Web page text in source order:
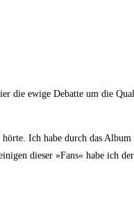
die ewi­ge Debat­te um die
Ich habe durch das
die­ser »Fans« habe ich